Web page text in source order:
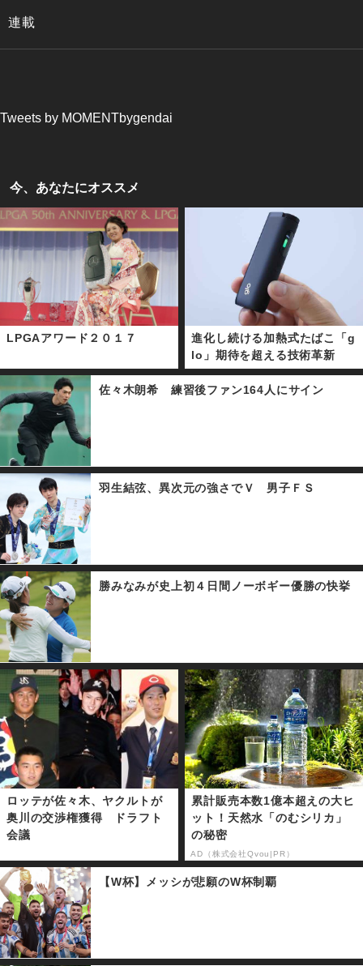
連載
Tweets by MOMENTbygendai
今、あなたにオススメ
LPGAアワード２０１７
進化し続ける加熱式たばこ「g
lo」期待を超える技術革新
佐々木朗希 練習後ファン164人にサイン
羽生結弦、異次元の強さでＶ 男子ＦＳ
勝みなみが史上初４日間ノーボギー優勝の快挙
ロッテが佐々木、ヤクルトが
奥川の交渉権獲得 ドラフト
会議
累計販売本数1億本超えの大ヒ
ット！天然水「のむシリカ」
の秘密
AD（株式会社Qvou|PR）
【W杯】メッシが悲願のW杯制覇